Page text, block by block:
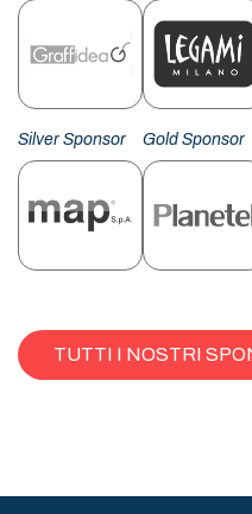
Silver Sponsor Gold Sponsor
TUTTI I NOSTRI